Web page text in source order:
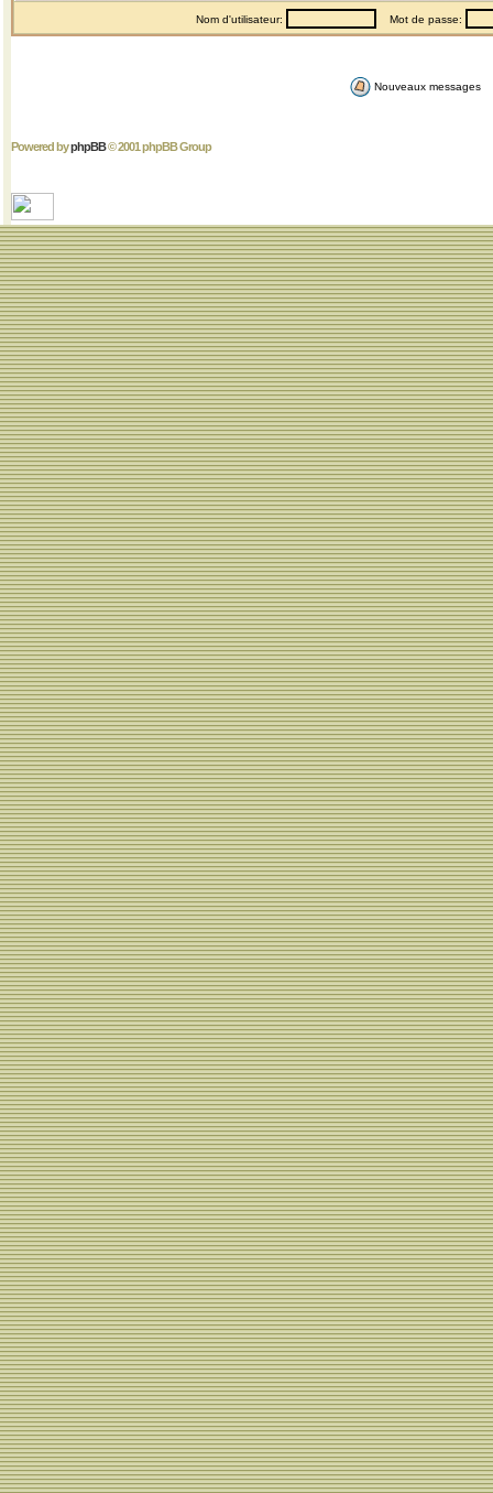
Nom d'utilisateur: Mot de passe:
Nouveaux messages
Powered byphpBB© 2001 phpBB Group